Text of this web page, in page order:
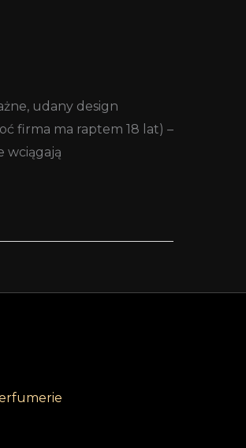
udany design
firma ma raptem 18 lat) –
wciągają